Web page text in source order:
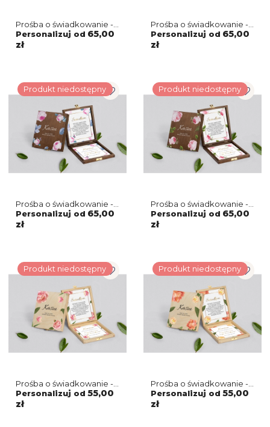
Prośba o świadkowanie -
brązowe puzzle Dream
Motyw 5
Personalizuj od 65,00
zł
Prośba o świadkowanie -
brązowe puzzle Dream
Motyw 4
Personalizuj od 65,00
zł
Produkt niedostępny
Prośba o świadkowanie -
brązowe puzzle Dream
Motyw 3
Personalizuj od 65,00
zł
Produkt niedostępny
Prośba o świadkowanie -
brązowe puzzle Dream
Motyw 2
Personalizuj od 65,00
zł
Produkt niedostępny
Prośba o świadkowanie -
naturalne puzzle Dream
Motyw 6
Personalizuj od 55,00
zł
Produkt niedostępny
Prośba o świadkowanie -
naturalne puzzle Dream
Motyw 5
Personalizuj od 55,00
zł